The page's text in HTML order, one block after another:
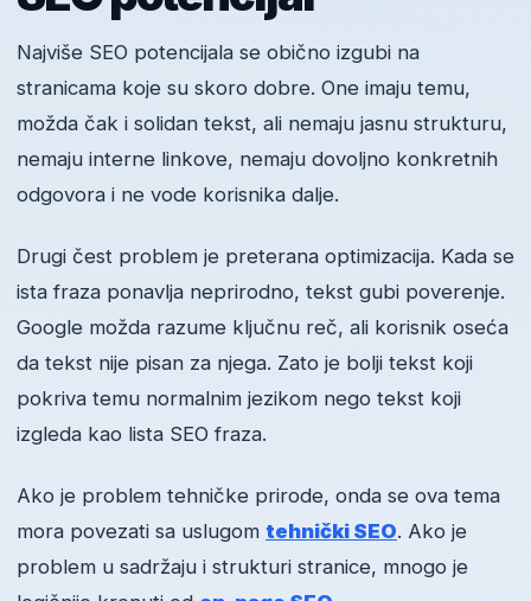
Najviše SEO potencijala se obično izgubi na
stranicama koje su skoro dobre. One imaju temu,
možda čak i solidan tekst, ali nemaju jasnu strukturu,
nemaju interne linkove, nemaju dovoljno konkretnih
odgovora i ne vode korisnika dalje.
Drugi čest problem je preterana optimizacija. Kada se
ista fraza ponavlja neprirodno, tekst gubi poverenje.
Google možda razume ključnu reč, ali korisnik oseća
da tekst nije pisan za njega. Zato je bolji tekst koji
pokriva temu normalnim jezikom nego tekst koji
izgleda kao lista SEO fraza.
Ako je problem tehničke prirode, onda se ova tema
mora povezati sa uslugom tehnički SEO. Ako je
problem u sadržaju i strukturi stranice, mnogo je